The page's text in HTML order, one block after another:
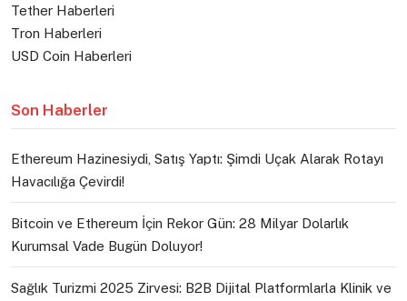
Tether Haberleri
Tron Haberleri
USD Coin Haberleri
Son Haberler
Ethereum Hazinesiydi, Satış Yaptı: Şimdi Uçak Alarak Rotayı
Havacılığa Çevirdi!
Bitcoin ve Ethereum İçin Rekor Gün: 28 Milyar Dolarlık
Kurumsal Vade Bugün Doluyor!
Sağlık Turizmi 2025 Zirvesi: B2B Dijital Platformlarla Klinik ve